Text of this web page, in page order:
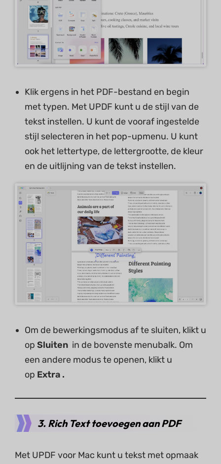
Klik ergens in het PDF-bestand en begin
met typen. Met UPDF kunt u de stijl van de
tekst instellen. U kunt de vooraf ingestelde
stijl selecteren in het pop-upmenu. U kunt
ook het lettertype, de lettergrootte, de kleur
en de uitlijning van de tekst instellen.
Om de bewerkingsmodus af te sluiten, klikt u
op Sluiten in de bovenste menubalk. Om
een ​​andere modus te openen, klikt u
op Extra .
3. Rich Text toevoegen aan PDF
Met UPDF voor Mac kunt u tekst met opmaak